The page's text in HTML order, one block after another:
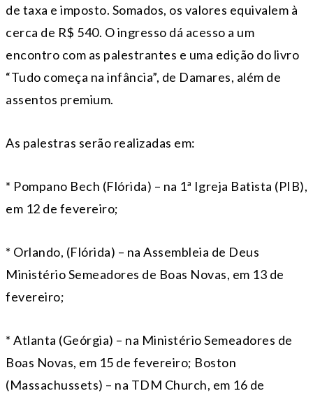
de taxa e imposto. Somados, os valores equivalem à
cerca de R$ 540. O ingresso dá acesso a um
encontro com as palestrantes e uma edição do livro
“Tudo começa na infância”, de Damares, além de
assentos premium.
As palestras serão realizadas em:
* Pompano Bech (Flórida) – na 1ª Igreja Batista (PIB),
em 12 de fevereiro;
* Orlando, (Flórida) – na Assembleia de Deus
Ministério Semeadores de Boas Novas, em 13 de
fevereiro;
* Atlanta (Geórgia) – na Ministério Semeadores de
Boas Novas, em 15 de fevereiro; Boston
(Massachussets) – na TDM Church, em 16 de